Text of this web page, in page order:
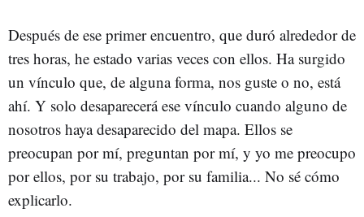
Después de ese primer encuentro, que duró alrededor de
tres horas, he estado varias veces con ellos. Ha surgido
un vínculo que, de alguna forma, nos guste o no, está
ahí. Y solo desaparecerá ese vínculo cuando alguno de
nosotros haya desaparecido del mapa. Ellos se
preocupan por mí, preguntan por mí, y yo me preocupo
por ellos, por su trabajo, por su familia... No sé cómo
explicarlo.